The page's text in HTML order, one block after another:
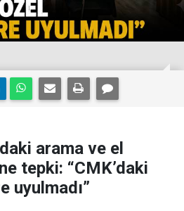
arama ve el
tepki: “CMK’daki
uyulmadı”